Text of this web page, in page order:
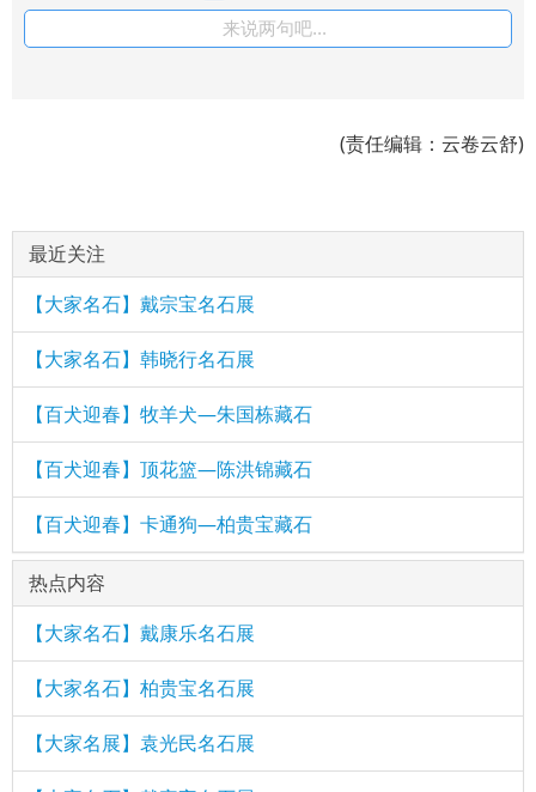
来说两句吧...
(责任编辑：云卷云舒)
最近关注
【大家名石】戴宗宝名石展
【大家名石】韩晓行名石展
【百犬迎春】牧羊犬—朱国栋藏石
【百犬迎春】顶花篮—陈洪锦藏石
【百犬迎春】卡通狗—柏贵宝藏石
热点内容
【大家名石】戴康乐名石展
【大家名石】柏贵宝名石展
【大家名展】袁光民名石展